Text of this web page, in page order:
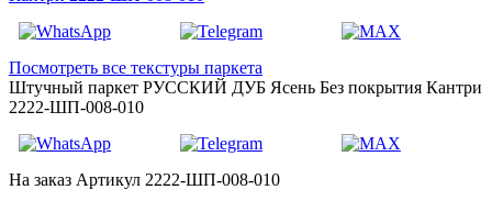
Посмотреть все текстуры паркета
Штучный паркет РУССКИЙ ДУБ Ясень Без покрытия Кантри
2222-ШП-008-010
На заказ Артикул 2222-ШП-008-010